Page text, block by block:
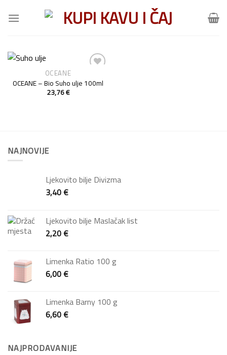
Wishlist
OCEANE
OCEANE – Bio Suho ulje 100ml
23,76€
NAJNOVIJE
Ljekovito bilje Divizma
3,40€
Ljekovito bilje Maslačak list
2,20€
Limenka Ratio 100 g
6,00€
Limenka Barny 100 g
6,60€
NAJPRODAVANIJE